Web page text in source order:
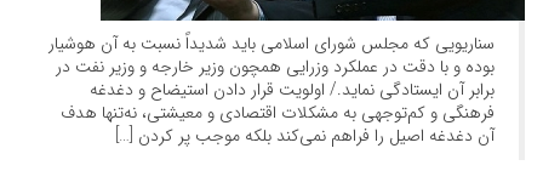
سناریویی که مجلس شورای اسلامی باید شدیداً نسبت به آن هوشیار
بوده و با دقت در عملکرد وزرایی همچون وزیر خارجه و وزیر نفت در
برابر آن ایستادگی نماید./ اولویت قرار دادن استیضاح و دغدغه
فرهنگی و کم‌توجهی به مشکلات اقتصادی و معیشتی، نه‌تنها هدف
آن دغدغه اصیل را فراهم نمی‌کند بلکه موجب پر کردن […]